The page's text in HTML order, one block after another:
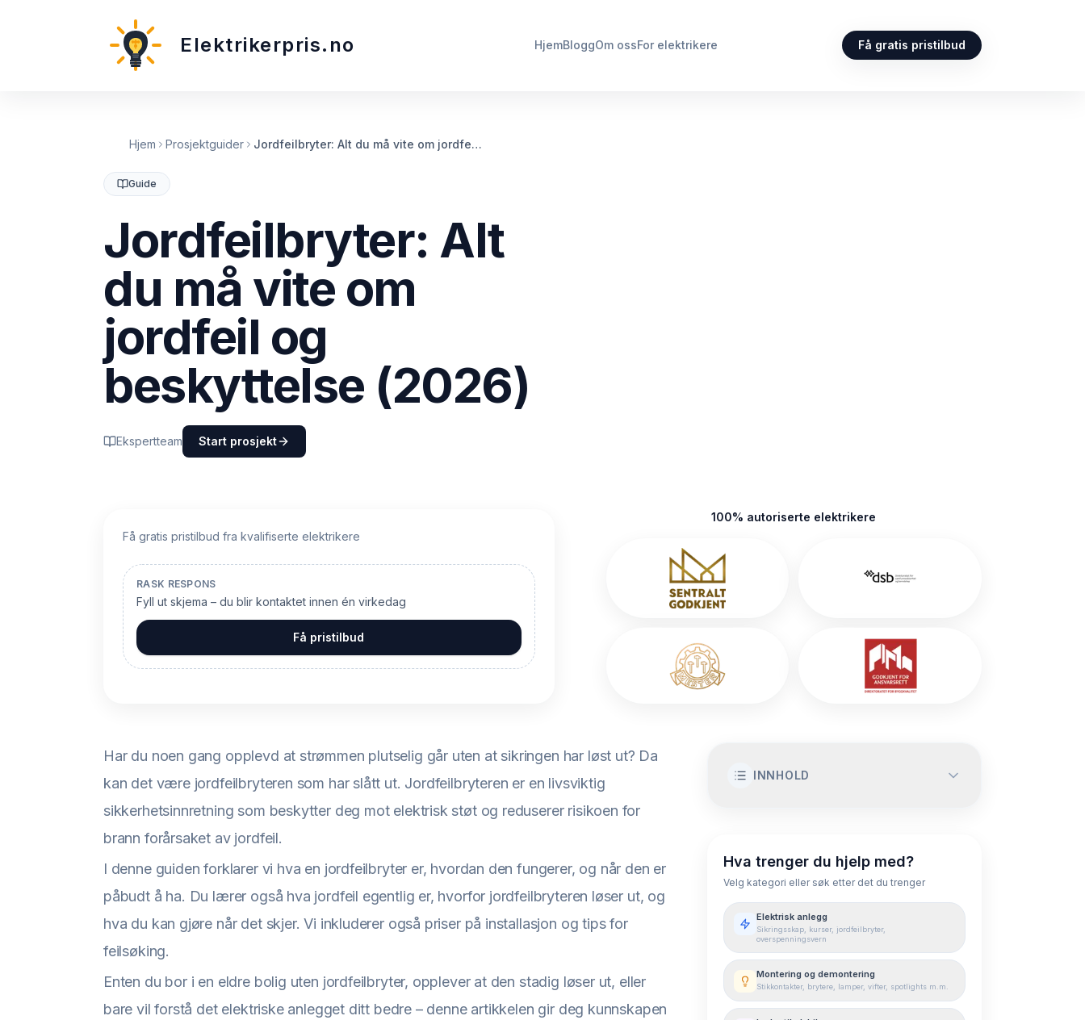
Elektrikerpris.no HjemBloggOm ossFor elektrikere Få gratis pristilbud
Hjem Prosjektguider Jordfeilbryter: Alt du må vite om jordfe…
Guide
Jordfeilbryter: Alt
du må vite om
jordfeil og
beskyttelse (2026)
Ekspertteam Start prosjekt
Få gratis pristilbud fra kvalifiserte elektrikere
RASK RESPONS
Fyll ut skjema – du blir kontaktet innen én virkedag
Få pristilbud
100% autoriserte elektrikere
Har du noen gang opplevd at strømmen plutselig går uten at sikringen har løst ut? Da
kan det være jordfeilbryteren som har slått ut. Jordfeilbryteren er en livsviktig
sikkerhetsinnretning som beskytter deg mot elektrisk støt og reduserer risikoen for
brann forårsaket av jordfeil.
I denne guiden forklarer vi hva en jordfeilbryter er, hvordan den fungerer, og når den er
påbudt å ha. Du lærer også hva jordfeil egentlig er, hvorfor jordfeilbryteren løser ut, og
hva du kan gjøre når det skjer. Vi inkluderer også priser på installasjon og tips for
feilsøking.
Enten du bor i en eldre bolig uten jordfeilbryter, opplever at den stadig løser ut, eller
bare vil forstå det elektriske anlegget ditt bedre – denne artikkelen gir deg kunnskapen
INNHOLD
fungerer den?
Typer jordfeilbrytere
Når er jordfeilbryter påbudt?
Jordfeilbryteren løser ut: Hva gjør du?
Hva koster jordfeilbryter?
Hva trenger du hjelp med?
Velg kategori eller søk etter det du trenger
Elektrisk anlegg
Sikringsskap, kurser, jordfeilbryter,
overspenningsvern
Montering og demontering
Stikkontakter, brytere, lamper, vifter, spotlights m.m.